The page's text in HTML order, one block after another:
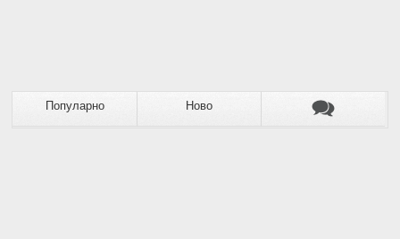
Популарно Ново